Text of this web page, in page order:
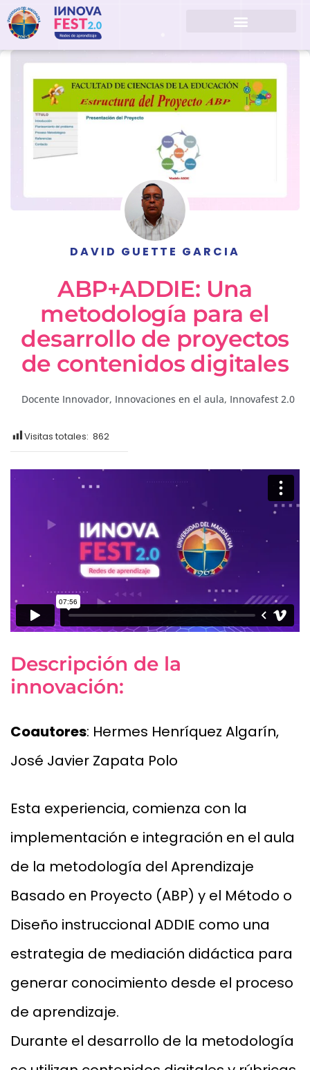
DAVID GUETTE GARCIA
ABP+ADDIE: Una
metodología para el
desarrollo de proyectos
de contenidos digitales
Docente Innovador, Innovaciones en el aula, Innovafest 2.0
Visitas totales: 862
Descripción de la
innovación:
Coautores: Hermes Henríquez Algarín,
José Javier Zapata Polo
Esta experiencia, comienza con la
implementación e integración en el aula
de la metodología del Aprendizaje
Basado en Proyecto (ABP) y el Método o
Diseño instruccional ADDIE como una
estrategia de mediación didáctica para
generar conocimiento desde el proceso
de aprendizaje.
Durante el desarrollo de la metodología